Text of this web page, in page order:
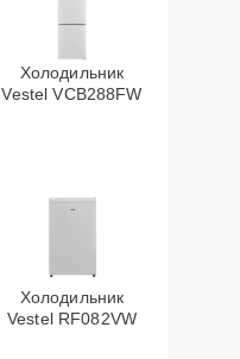
Холодильник
Vestel VCB288FW
Холодильник
Vestel RF082VW